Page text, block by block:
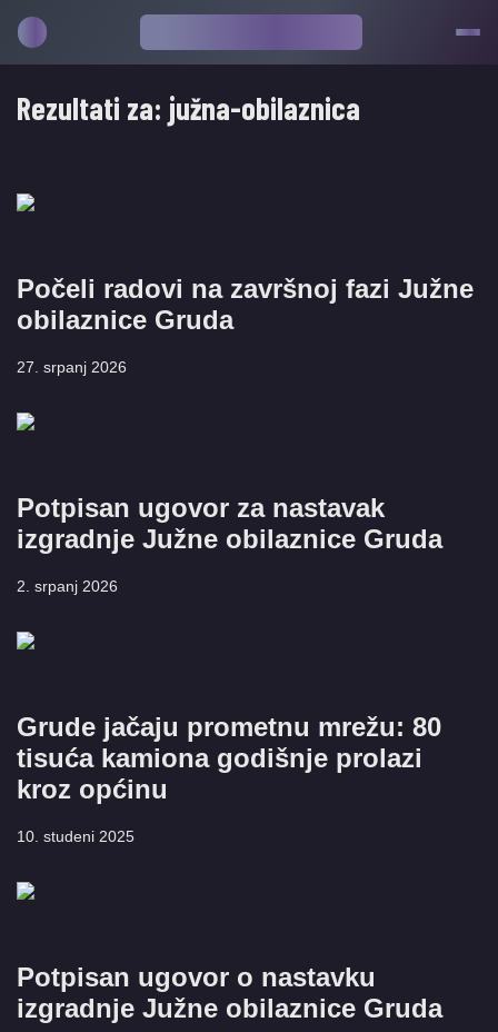
Rezultati za: južna-obilaznica
Počeli radovi na završnoj fazi Južne
obilaznice Gruda
27. srpanj 2026
Potpisan ugovor za nastavak
izgradnje Južne obilaznice Gruda
2. srpanj 2026
Grude jačaju prometnu mrežu: 80
tisuća kamiona godišnje prolazi
kroz općinu
10. studeni 2025
Potpisan ugovor o nastavku
izgradnje Južne obilaznice Gruda